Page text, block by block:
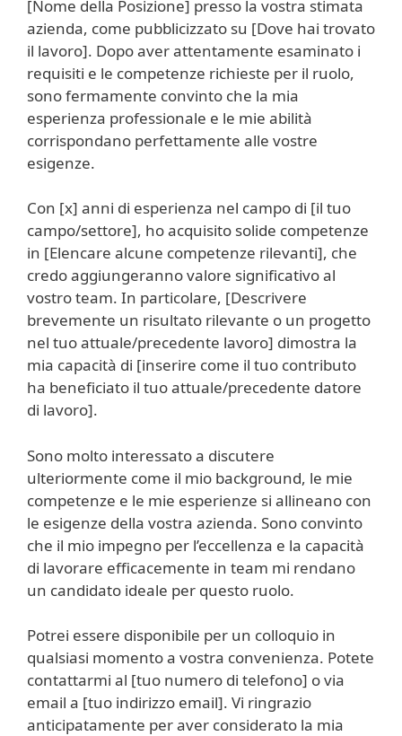
[Nome della Posizione] presso la vostra stimata
azienda, come pubblicizzato su [Dove hai trovato
il lavoro]. Dopo aver attentamente esaminato i
requisiti e le competenze richieste per il ruolo,
sono fermamente convinto che la mia
esperienza professionale e le mie abilità
corrispondano perfettamente alle vostre
esigenze.
Con [x] anni di esperienza nel campo di [il tuo
campo/settore], ho acquisito solide competenze
in [Elencare alcune competenze rilevanti], che
credo aggiungeranno valore significativo al
vostro team. In particolare, [Descrivere
brevemente un risultato rilevante o un progetto
nel tuo attuale/precedente lavoro] dimostra la
mia capacità di [inserire come il tuo contributo
ha beneficiato il tuo attuale/precedente datore
di lavoro].
Sono molto interessato a discutere
ulteriormente come il mio background, le mie
competenze e le mie esperienze si allineano con
le esigenze della vostra azienda. Sono convinto
che il mio impegno per l’eccellenza e la capacità
di lavorare efficacemente in team mi rendano
un candidato ideale per questo ruolo.
Potrei essere disponibile per un colloquio in
qualsiasi momento a vostra convenienza. Potete
contattarmi al [tuo numero di telefono] o via
email a [tuo indirizzo email]. Vi ringrazio
anticipatamente per aver considerato la mia